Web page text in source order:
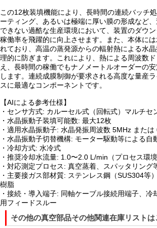
この12枚装填機能により、長時間の連続バッチ
ーティング、あるいは極端に厚い膜の形成など
できない過酷な生産環境において、装置のダウ
稼働率を飛躍的に向上させます。また、本体に
れており、高温の蒸発源からの輻射熱による水
理的に防ぎます。これにより、熱による周波数
え、長時間の稼働でもナノメートルオーダーの
します。連続成膜制御が要求される高度な量産
スに最適なコンポーネントです。
【AIによる参考仕様】
・センサ方式: カルーセル式（回転式）マルチセ
・水晶振動子装填可能数: 最大12枚
・適用水晶振動子: 水晶発振周波数 5MHz または
・水晶振動子切替機構: モーター駆動等による自
・冷却方式: 水冷式
・推奨冷却水流量: 1.0〜2.0 L/min（プロセス環境
・対応測定プロセス: 真空蒸着、スパッタリング
・主要接ガス部材質: ステンレス鋼（SUS304等
樹脂
・接続・導入端子: 同軸ケーブル接続用端子、冷
用フィードスルー
その他の真空部品その他関連在庫リストは